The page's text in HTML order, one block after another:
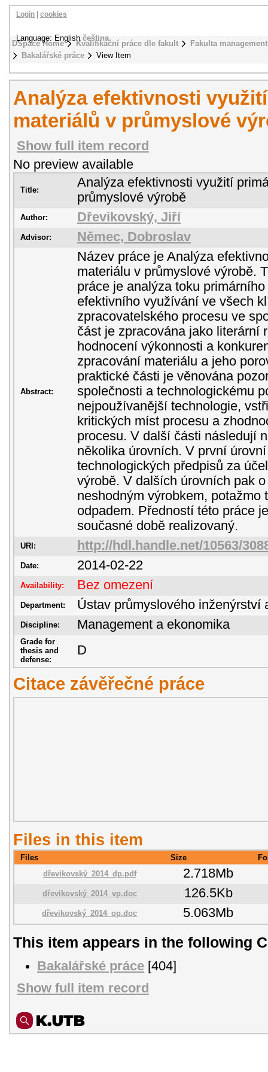
DSpace Home Kvalifikační práce dle fakult
Fakulta
Bakalářské práce
View Item
Login cookies
Language: Englishčeština
Analýza efektivnosti
materiálů v průmyslové
Show full item record
No preview available
Title:
Analýza efektivnosti využití
průmyslové výrobě
Author: Dřevikovský, Jiří
Advisor: Němec, Dobroslav
Abstract:
Název práce je Analýza
materiálu v průmyslové výrobě.
práce je analýza toku
efektivního využívání ve všech
zpracovatelského procesu ve
část je zpracována jako literární
hodnocení výkonnosti a
zpracování materiálu a jeho
praktické části je věnována
společnosti a technologickému
nejpoužívanější technologie,
kritických míst procesu a
procesu. V další části následují
několika úrovních. V první
technologických předpisů za
výrobě. V dalších úrovních pak
neshodným výrobkem, potažmo
odpadem. Předností této práce
současné době realizovaný.
URI: http://hdl.handle.net/10563/
Date: 2014-02-22
Availability: Bez omezení
Department: Ústav průmyslového inženýrství
Discipline: Management a ekonomika
Grade for
thesis and
defense:
D
Citace závěřečné práce
Files in this item
Files Size
dřevikovský_2014_dp.pdf
2.718Mb
dřevikovský_2014_vp.doc 126.5Kb
dřevikovský_2014_op.doc 5.063Mb
This item appears in the following
Bakalářské práce [404]
Show full item record